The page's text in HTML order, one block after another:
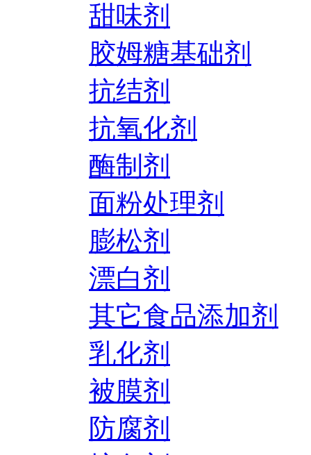
甜味剂
胶姆糖基础剂
抗结剂
抗氧化剂
酶制剂
面粉处理剂
膨松剂
漂白剂
其它食品添加剂
乳化剂
被膜剂
防腐剂